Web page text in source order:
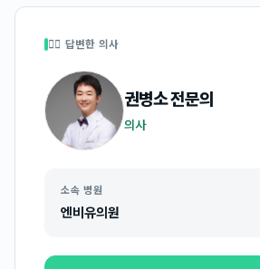
👩‍⚕️ 답변한 의사
권병소전문의
의사
소속 병원
엔비유의원